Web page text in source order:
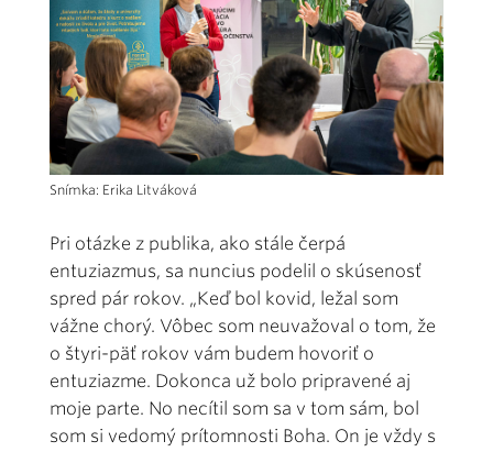
Snímka: Erika Litváková
Pri otázke z publika, ako stále čerpá
entuziazmus, sa nuncius podelil o skúsenosť
spred pár rokov. „Keď bol kovid, ležal som
vážne chorý. Vôbec som neuvažoval o tom, že
o štyri-päť rokov vám budem hovoriť o
entuziazme. Dokonca už bolo pripravené aj
moje parte. No necítil som sa v tom sám, bol
som si vedomý prítomnosti Boha. On je vždy s